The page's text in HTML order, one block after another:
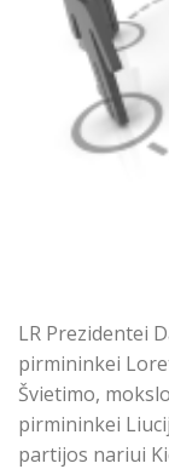
LR Prezidentei
pirmininkei
Švietimo,
pirmininkei
partijos nariui